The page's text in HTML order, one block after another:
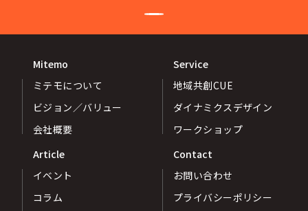
Mitemo
ミテモについて
ビジョン／バリュー
会社概要
Service
地域共創CUE
ダイナミクスデザイン
ワークショップ
Article
イベント
コラム
Contact
お問い合わせ
プライバシーポリシー